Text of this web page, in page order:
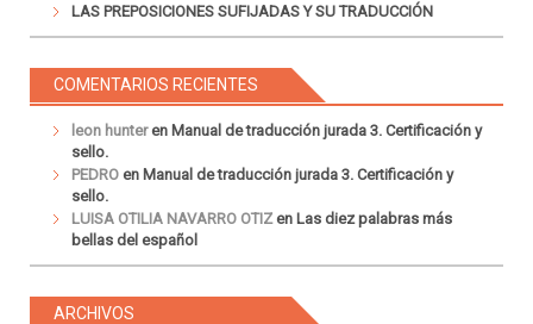
LAS PREPOSICIONES SUFIJADAS Y SU TRADUCCIÓN
COMENTARIOS RECIENTES
leon hunteren Manual de traducción jurada 3. Certificación y
sello.
PEDRO en Manual de traducción jurada 3. Certificación y
sello.
LUISA OTILIA NAVARRO OTIZ en Las diez palabras más
bellas del español
ARCHIVOS